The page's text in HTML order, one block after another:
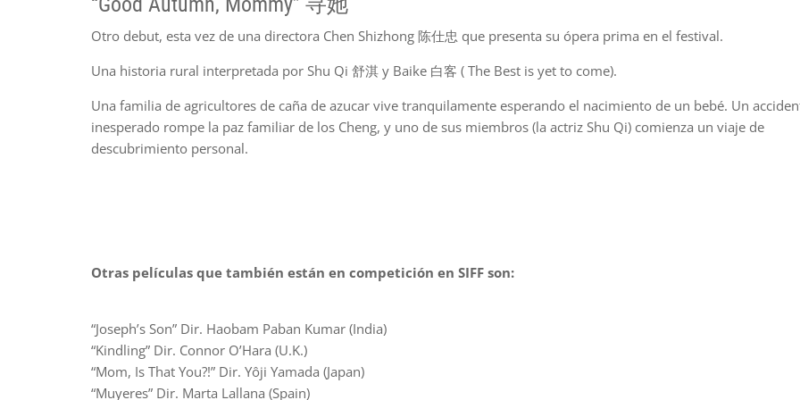
Otro debut, esta vez de una directora Chen Shizhong 陈仕忠 que presenta su ópera prima en el festival.
Una historia rural interpretada por Shu Qi 舒淇 y Baike 白客 ( The Best is yet to come).
Una familia de agricultores de caña de azucar vive tranquilamente esperando el nacimiento de un bebé. Un
inesperado rompe la paz familiar de los Cheng, y uno de sus miembros (la actriz Shu Qi) comienza un viaje de
descubrimiento personal.
Otras películas que también están en competición en SIFF son:
“Joseph’s Son” Dir. Haobam Paban Kumar (India)
“Kindling” Dir. Connor O’Hara (U.K.)
“Mom, Is That You?!” Dir. Yôji Yamada (Japan)
“Muyeres” Dir. Marta Lallana (Spain)